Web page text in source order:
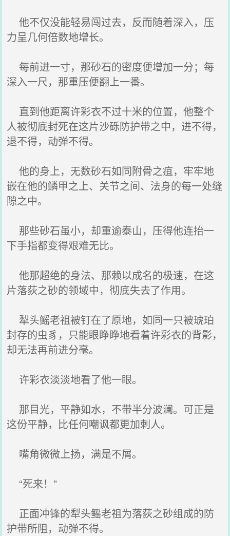
他不仅没能轻易闯过去，反而随着深入，压
力呈几何倍数地增长。
每前进一寸，那砂石的密度便增加一分；每
深入一尺，那重压便翻上一番。
直到他距离许彩衣不过十米的位置，他整个
人被彻底封死在这片沙砾防护带之中，进不得，
退不得，动弹不得。
他的身上，无数砂石如同附骨之疽，牢牢地
嵌在他的鳞甲之上、关节之间、法身的每一处缝
隙之中。
那些砂石虽小，却重逾泰山，压得他连抬一
下手指都变得艰难无比。
他那超绝的身法、那赖以成名的极速，在这
片落荻之砂的领域中，彻底失去了作用。
犁头鳐老祖被钉在了原地，如同一只被琥珀
封存的虫豸，只能眼睁睁地看着许彩衣的背影，
却无法再前进分毫。
许彩衣淡淡地看了他一眼。
那目光，平静如水，不带半分波澜。可正是
这份平静，比任何嘲讽都更加刺人。
嘴角微微上扬，满是不屑。
“死来！”
正面冲锋的犁头鳐老祖为落荻之砂组成的防
护带所阻，动弹不得。